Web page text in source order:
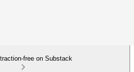
free on Substack